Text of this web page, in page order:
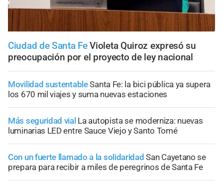
Ciudad de Santa Fe Violeta Quiroz expresó su
preocupación por el proyecto de ley nacional
Movilidad sustentableSanta Fe: la bici pública ya supera
los 670 mil viajes y suma nuevas estaciones
Más seguridad vial La autopista se moderniza: nuevas
luminarias LED entre Sauce Viejo y Santo Tomé
Con un fuerte llamado a la solidaridad San Cayetano se
prepara para recibir a miles de peregrinos de Santa Fe